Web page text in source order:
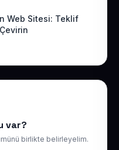
Web Sitesi: Teklif
var?
birlikte belirleyelim.